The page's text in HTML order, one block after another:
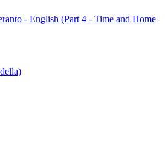
- English (Part 4 - Time and Home